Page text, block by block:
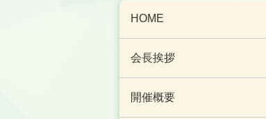
HOME
会長挨拶
開催概要